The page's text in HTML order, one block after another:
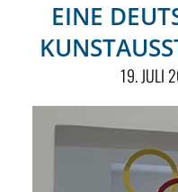
RUBRIKEN
SPONSORING
EINE
19. JULI